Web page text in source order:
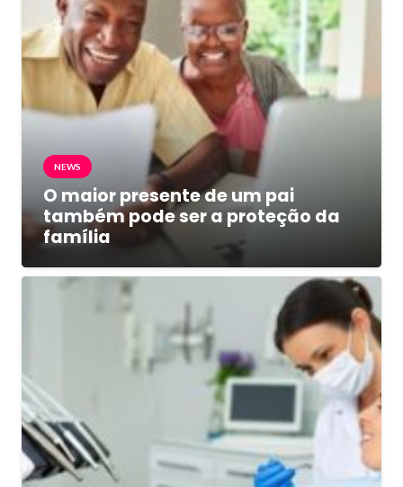
NEWS
O maior presente de um pai
também pode ser a proteção da
família